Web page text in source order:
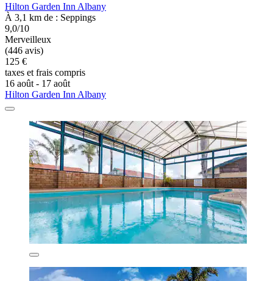
Hilton Garden Inn Albany
À 3,1 km de : Seppings
9,0/10
Merveilleux
(446 avis)
125 €
taxes et frais compris
16 août - 17 août
Hilton Garden Inn Albany